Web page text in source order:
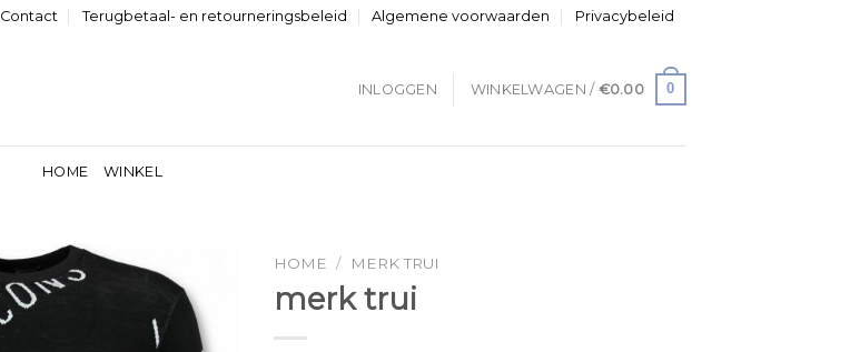
Contact Terugbetaal- en retourneringsbeleid Algemene voorwaarden Privacybeleid
INLOGGEN WINKELWAGEN / €0.00 0
HOME WINKEL
HOME / MERK TRUI
merk trui